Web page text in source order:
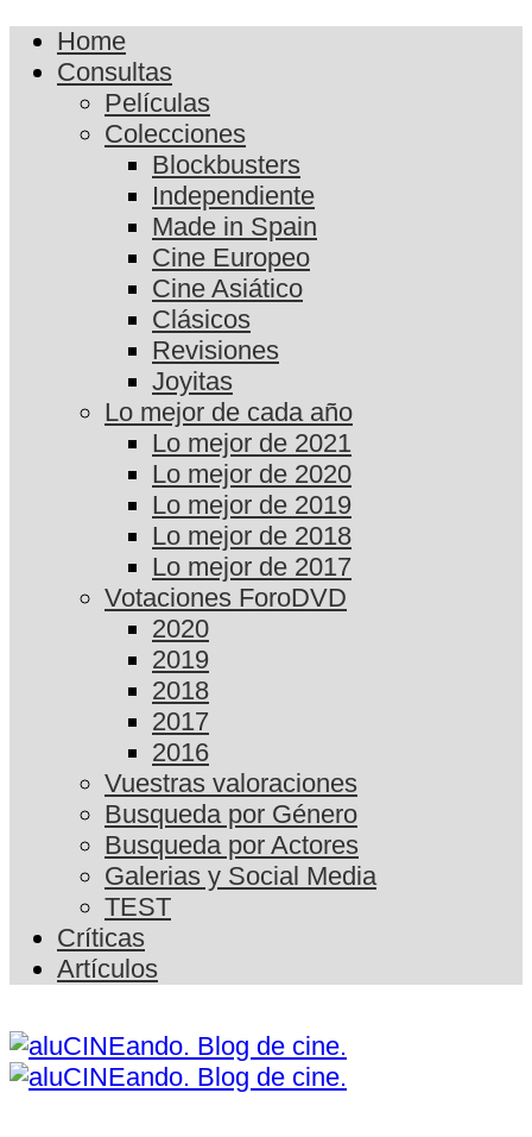
Home
Consultas
Películas
Colecciones
Blockbusters
Independiente
Made in Spain
Cine Europeo
Cine Asiático
Clásicos
Revisiones
Joyitas
Lo mejor de cada año
Lo mejor de 2021
Lo mejor de 2020
Lo mejor de 2019
Lo mejor de 2018
Lo mejor de 2017
Votaciones ForoDVD
2020
2019
2018
2017
2016
Vuestras valoraciones
Busqueda por Género
Busqueda por Actores
Galerias y Social Media
TEST
Críticas
Artículos